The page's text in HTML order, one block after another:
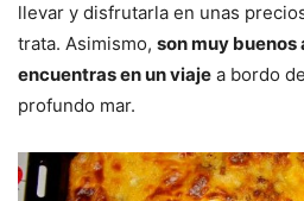
llevar y disfrutarla en unas
trata. Asimismo, son muy
encuentras en un viaje a bordo
profundo mar.